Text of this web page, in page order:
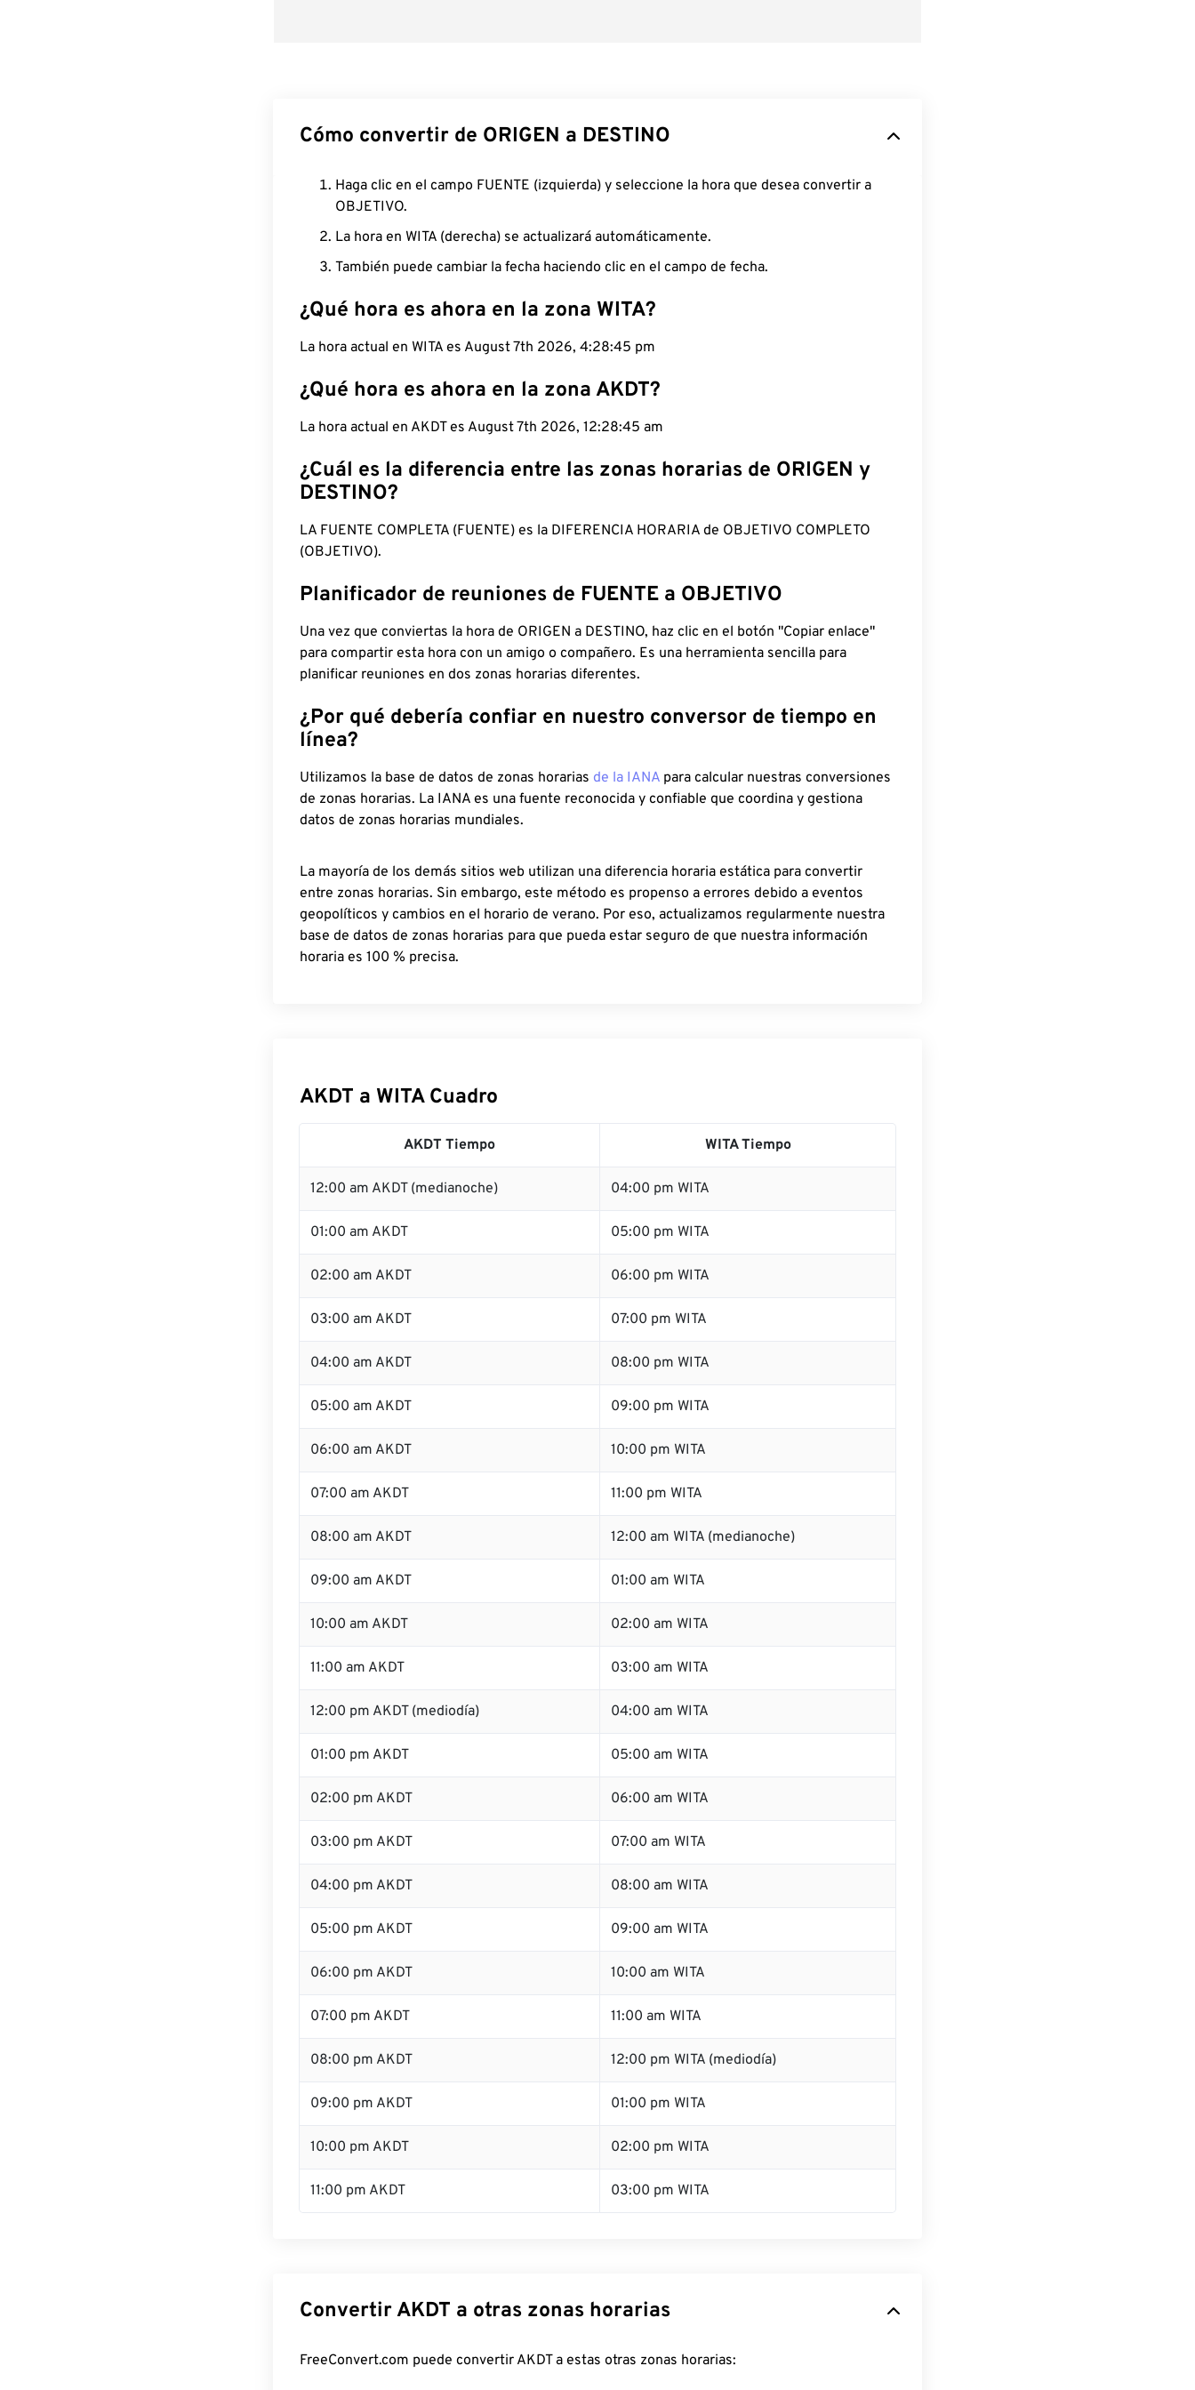
Cómo convertir de ORIGEN a DESTINO
Haga clic en el campo FUENTE (izquierda) y seleccione la hora que desea convertir a
OBJETIVO.
La hora en WITA (derecha) se actualizará automáticamente.
También puede cambiar la fecha haciendo clic en el campo de fecha.
¿Qué hora es ahora en la zona WITA?
La hora actual en WITA es August 7th 2026, 4:28:46 pm
¿Qué hora es ahora en la zona AKDT?
La hora actual en AKDT es August 7th 2026, 12:28:46 am
¿Cuál es la diferencia entre las zonas horarias de ORIGEN y
DESTINO?
LA FUENTE COMPLETA (FUENTE) es la DIFERENCIA HORARIA de OBJETIVO COMPLETO
(OBJETIVO).
Planificador de reuniones de FUENTE a OBJETIVO
Una vez que conviertas la hora de ORIGEN a DESTINO, haz clic en el botón "Copiar enlace"
para compartir esta hora con un amigo o compañero. Es una herramienta sencilla para
planificar reuniones en dos zonas horarias diferentes.
¿Por qué debería confiar en nuestro conversor de tiempo en
línea?
Utilizamos la base de datos de zonas horarias de la IANA para calcular nuestras conversiones
de zonas horarias. La IANA es una fuente reconocida y confiable que coordina y gestiona
datos de zonas horarias mundiales.
La mayoría de los demás sitios web utilizan una diferencia horaria estática para convertir
entre zonas horarias. Sin embargo, este método es propenso a errores debido a eventos
geopolíticos y cambios en el horario de verano. Por eso, actualizamos regularmente nuestra
base de datos de zonas horarias para que pueda estar seguro de que nuestra información
horaria es 100 % precisa.
AKDT a WITA Cuadro
AKDT Tiempo WITA Tiempo
12:00 am AKDT (medianoche) 04:00 pm WITA
01:00 am AKDT 05:00 pm WITA
02:00 am AKDT 06:00 pm WITA
03:00 am AKDT 07:00 pm WITA
04:00 am AKDT 08:00 pm WITA
05:00 am AKDT 09:00 pm WITA
06:00 am AKDT 10:00 pm WITA
07:00 am AKDT 11:00 pm WITA
08:00 am AKDT 12:00 am WITA (medianoche)
09:00 am AKDT 01:00 am WITA
10:00 am AKDT 02:00 am WITA
11:00 am AKDT 03:00 am WITA
12:00 pm AKDT (mediodía) 04:00 am WITA
01:00 pm AKDT 05:00 am WITA
02:00 pm AKDT 06:00 am WITA
03:00 pm AKDT 07:00 am WITA
04:00 pm AKDT 08:00 am WITA
05:00 pm AKDT 09:00 am WITA
06:00 pm AKDT 10:00 am WITA
07:00 pm AKDT 11:00 am WITA
08:00 pm AKDT 12:00 pm WITA (mediodía)
09:00 pm AKDT 01:00 pm WITA
10:00 pm AKDT 02:00 pm WITA
11:00 pm AKDT 03:00 pm WITA
Convertir AKDT a otras zonas horarias
FreeConvert.com puede convertir AKDT a estas otras zonas horarias: